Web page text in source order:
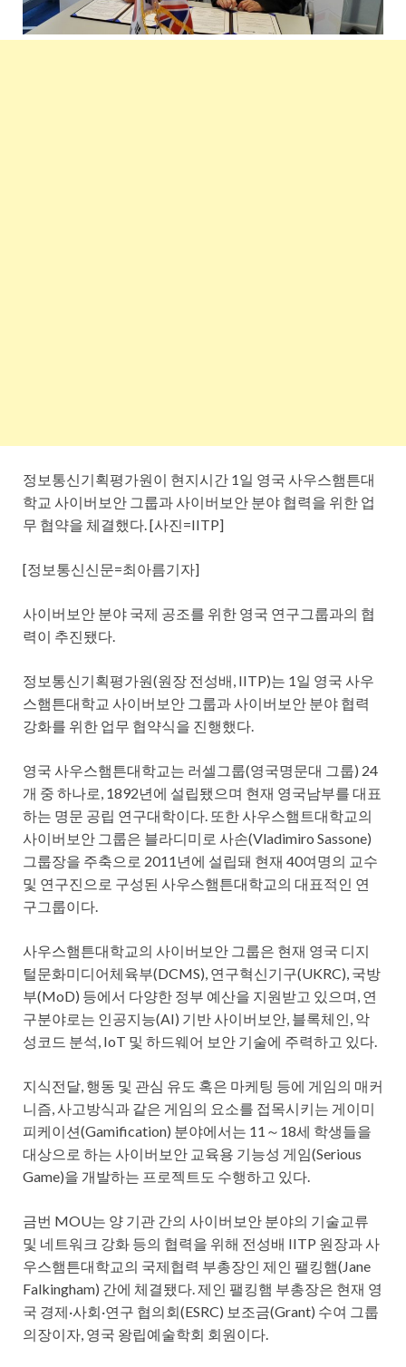
정보통신기획평가원이 현지시간 1일 영국 사우스햄튼대
학교 사이버보안 그룹과 사이버보안 분야 협력을 위한 업
무 협약을 체결했다. [사진=IITP]
[정보통신신문=최아름기자]
사이버보안 분야 국제 공조를 위한 영국 연구그룹과의 협
력이 추진됐다.
정보통신기획평가원(원장 전성배, IITP)는 1일 영국 사우
스햄튼대학교 사이버보안 그룹과 사이버보안 분야 협력
강화를 위한 업무 협약식을 진행했다.
영국 사우스햄튼대학교는 러셀그룹(영국명문대 그룹) 24
개 중 하나로, 1892년에 설립됐으며 현재 영국남부를 대표
하는 명문 공립 연구대학이다. 또한 사우스햄트대학교의
사이버보안 그룹은 블라디미로 사손(Vladimiro Sassone)
그룹장을 주축으로 2011년에 설립돼 현재 40여명의 교수
및 연구진으로 구성된 사우스햄튼대학교의 대표적인 연
구그룹이다.
사우스햄튼대학교의 사이버보안 그룹은 현재 영국 디지
털문화미디어체육부(DCMS), 연구혁신기구(UKRC), 국방
부(MoD) 등에서 다양한 정부 예산을 지원받고 있으며, 연
구분야로는 인공지능(AI) 기반 사이버보안, 블록체인, 악
성코드 분석, IoT 및 하드웨어 보안 기술에 주력하고 있다.
지식전달, 행동 및 관심 유도 혹은 마케팅 등에 게임의 매커
니즘, 사고방식과 같은 게임의 요소를 접목시키는 게이미
피케이션(Gamification) 분야에서는 11～18세 학생들을
대상으로 하는 사이버보안 교육용 기능성 게임(Serious
Game)을 개발하는 프로젝트도 수행하고 있다.
금번 MOU는 양 기관 간의 사이버보안 분야의 기술교류
및 네트워크 강화 등의 협력을 위해 전성배 IITP 원장과 사
우스햄튼대학교의 국제협력 부총장인 제인 팰킹햄(Jane
Falkingham) 간에 체결됐다. 제인 팰킹햄 부총장은 현재 영
국 경제·사회·연구 협의회(ESRC) 보조금(Grant) 수여 그룹
의장이자, 영국 왕립예술학회 회원이다.